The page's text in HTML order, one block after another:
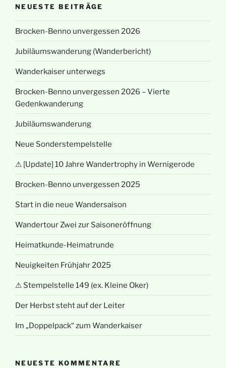
NEUESTE BEITRÄGE
Brocken-Benno unvergessen 2026
Jubiläumswanderung (Wanderbericht)
Wanderkaiser unterwegs
Brocken-Benno unvergessen 2026 – Vierte
Gedenkwanderung
Jubiläumswanderung
Neue Sonderstempelstelle
⚠ [Update] 10 Jahre Wandertrophy in Wernigerode
Brocken-Benno unvergessen 2025
Start in die neue Wandersaison
Wandertour Zwei zur Saisoneröffnung
Heimatkunde-Heimatrunde
Neuigkeiten Frühjahr 2025
⚠ Stempelstelle 149 (ex. Kleine Oker)
Der Herbst steht auf der Leiter
Im „Doppelpack“ zum Wanderkaiser
NEUESTE KOMMENTARE